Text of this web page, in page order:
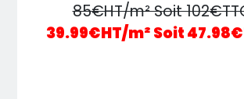
85€HT/m² Soit
39.99€HT/m² Soit